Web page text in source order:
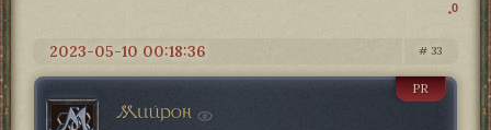
0
33
2023-05-10 00:18:36
Мийрон
PR